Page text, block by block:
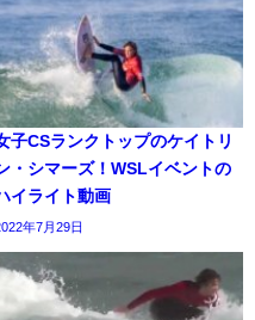
子CSランクトップのケイトリ
・シマーズ！WSLイベントの
イライト動画
年7月29日